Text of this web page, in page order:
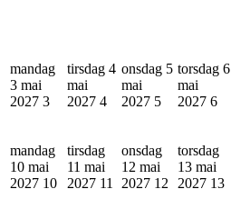
mandag
3 mai
2027 3
tirsdag 4
mai
2027 4
onsdag 5
mai
2027 5
torsdag 6
mai
2027 6
mandag
10 mai
2027 10
tirsdag
11 mai
2027 11
onsdag
12 mai
2027 12
torsdag
13 mai
2027 13